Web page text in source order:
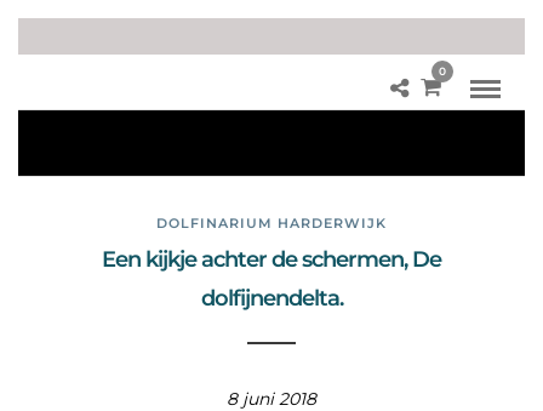
0
DOLFINARIUM HARDERWIJK
Een kijkje achter de schermen, De
dolfijnendelta.
8 juni 2018